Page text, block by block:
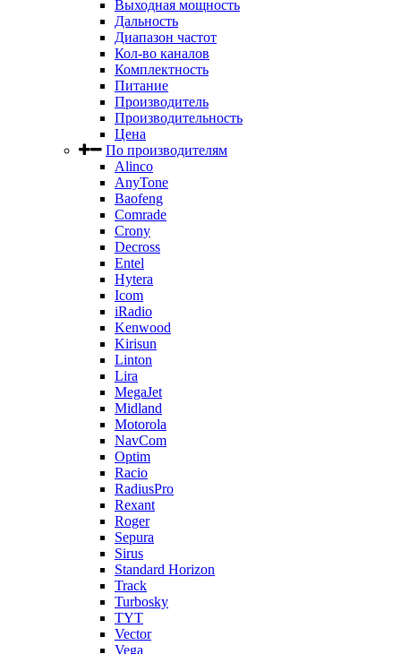
Выходная мощность
Дальность
Диапазон частот
Кол-во каналов
Комплектность
Питание
Производитель
Производительность
Цена
По производителям
Alinco
AnyTone
Baofeng
Comrade
Crony
Decross
Entel
Hytera
Icom
iRadio
Kenwood
Kirisun
Linton
Lira
MegaJet
Midland
Motorola
NavCom
Optim
Racio
RadiusPro
Rexant
Roger
Sepura
Sirus
Standard Horizon
Track
Turbosky
TYT
Vector
Vega